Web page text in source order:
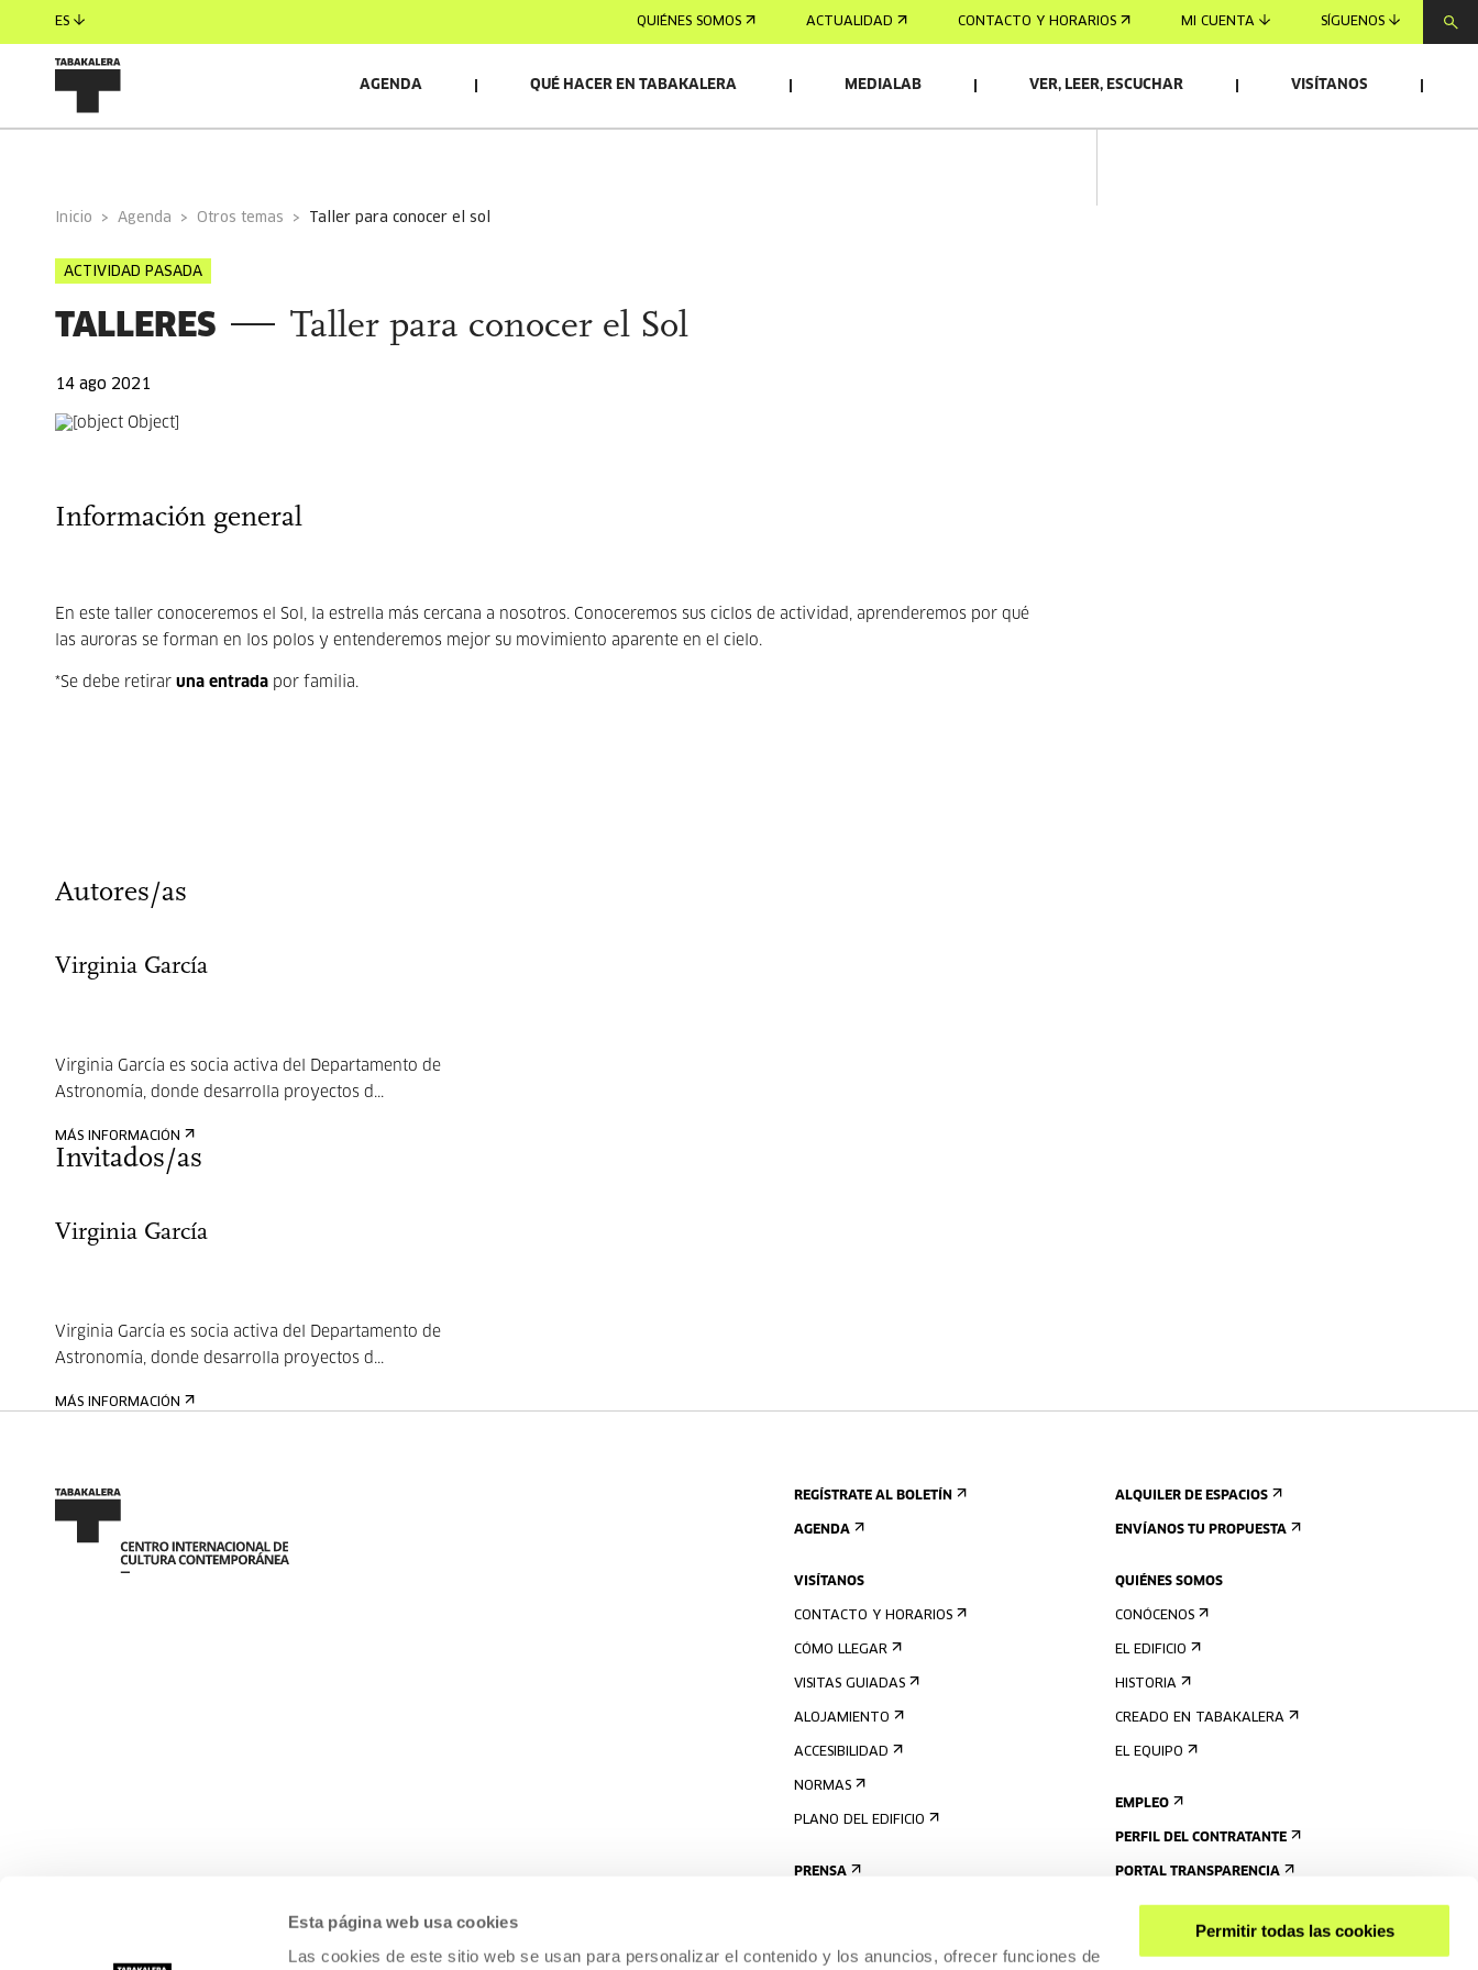
Esta página web usa cookies
Las cookies de este sitio web se usan para personalizar el contenido y los anuncios, ofrecer funciones de
Permitir todas las cookies
ES QUIÉNES SOMOS ACTUALIDAD CONTACTO Y HORARIOS MI CUENTA SÍGUENOS
AGENDA QUÉ HACER EN TABAKALERA MEDIALAB VER, LEER, ESCUCHAR VISÍTANOS
Inicio Agenda Otros temas taller para conocer el sol
ACTIVIDAD PASADA
TALLERES Taller para conocer el Sol
14 ago 2021
Información general
En este taller conoceremos el Sol, la estrella más cercana a nosotros. Conoceremos sus ciclos de actividad, aprenderemos por qué
las auroras se forman en los polos y entenderemos mejor su movimiento aparente en el cielo.
*Se debe retirar una entrada por familia.
Autores/as
Virginia García
Virginia García es socia activa del Departamento de
Astronomía, donde desarrolla proyectos d...
MÁS INFORMACIÓN
Invitados/as
Virginia García
Virginia García es socia activa del Departamento de
Astronomía, donde desarrolla proyectos d...
MÁS INFORMACIÓN
REGÍSTRATE AL BOLETÍN
AGENDA
VISÍTANOS
CONTACTO Y HORARIOS
CÓMO LLEGAR
VISITAS GUIADAS
ALOJAMIENTO
ACCESIBILIDAD
NORMAS
PLANO DEL EDIFICIO
PRENSA
ALQUILER DE ESPACIOS
ENVÍANOS TU PROPUESTA
QUIÉNES SOMOS
CONÓCENOS
EL EDIFICIO
HISTORIA
CREADO EN TABAKALERA
EL EQUIPO
EMPLEO
PERFIL DEL CONTRATANTE
PORTAL TRANSPARENCIA